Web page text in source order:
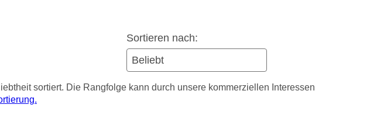
Sortieren nach:
sortiert. Die Rangfolge kann durch unsere kommerziellen Interessen